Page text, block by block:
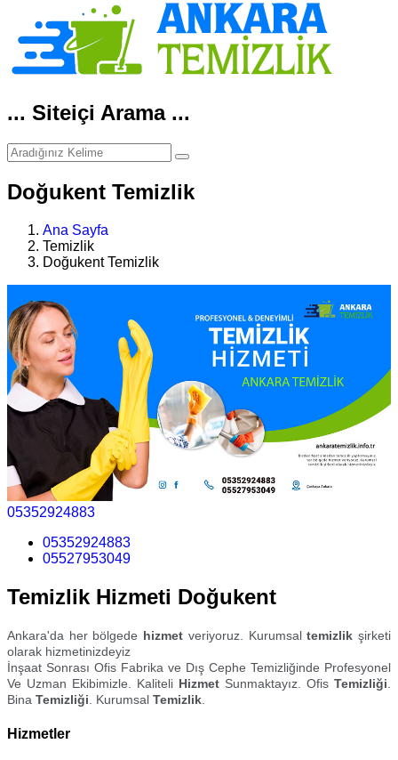
... Siteiçi Arama ...
Doğukent Temizlik
Ana Sayfa
Temizlik
Doğukent Temizlik
05352924883
05352924883
05527953049
Temizlik Hizmeti Doğukent
Ankara'da her bölgede hizmet veriyoruz. Kurumsaltemizlik şirketi
olarak hizmetinizdeyiz
İnşaat Sonrası Ofis Fabrika ve Dış Cephe Temizliğinde Profesyonel
Ve Uzman Ekibimizle. Kaliteli Hizmet Sunmaktayız. Ofis Temizliği
Bina Temizliği . Kurumsal Temizlik
Hizmetler